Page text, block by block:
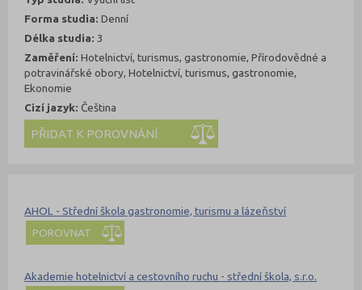
Forma studia:Denní
Délka studia: 3
Zaměření:Hotelnictví, turismus, gastronomie, Přírodovědné a
potravinářské obory, Hotelnictví, turismus, gastronomie,
Ekonomie
Cizí jazyk:Čeština
AHOL - Střední škola gastronomie, turismu a lázeňství
POROVNAT
Akademie hotelnictví a cestovního ruchu - střední škola, s.r.o.